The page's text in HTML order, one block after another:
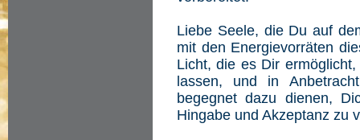
Liebe Seele, die Du auf
mit den Energievorräten
Licht, die es Dir
lassen, und in
begegnet dazu dienen,
Hingabe und Akzeptanz zu